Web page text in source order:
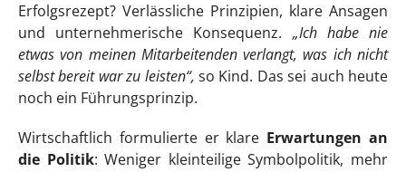
Erfolgsrezept? Verlässliche Prinzipien, klare Ansagen
und unternehmerische Konsequenz. „Ich habe nie
etwas von meinen Mitarbeitenden verlangt, was ich nicht
selbst bereit war zu leisten“, so Kind. Das sei auch heute
noch ein Führungsprinzip.
Wirtschaftlich formulierte er klare Erwartungen an
die Politik: Weniger kleinteilige Symbolpolitik, mehr